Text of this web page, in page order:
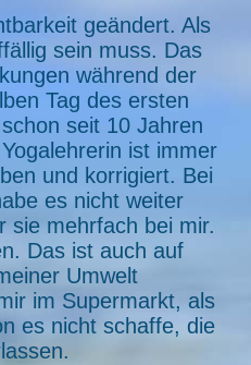
geändert. Als
sein muss. Das
während der
Tag des ersten
seit 10 Jahren
ist immer
und korrigiert. Bei
es nicht weiter
sie mehrfach bei mir.
Das ist auch auf
Umwelt
im Supermarkt, als
es nicht schaffe, die